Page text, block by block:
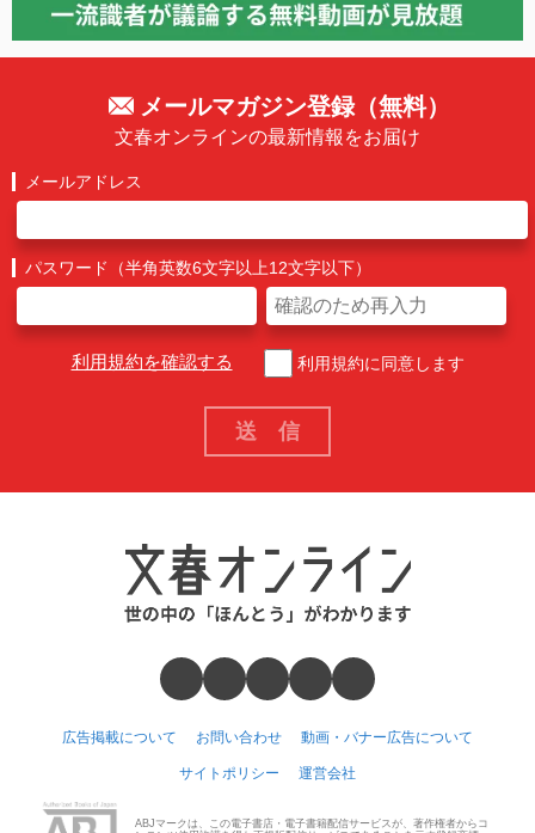
メールマガジン登録（無料）
文春オンラインの最新情報をお届け
メールアドレス
パスワード（半角英数6文字以上12文字以下）
利用規約を確認する 利用規約に同意します
広告掲載について お問い合わせ 動画・バナー広告について
サイトポリシー 運営会社
ABJマークは、この電子書店・電子書籍配信サービスが、著作権者からコ